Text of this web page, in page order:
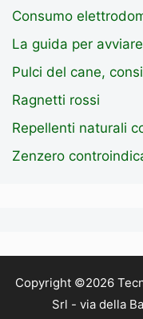
Consumo
La guida per
Pulci del cane,
Ragnetti rossi
Repellenti naturali
Zenzero
Copyright ©2026
Srl - via della